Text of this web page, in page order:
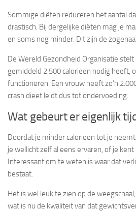
Sommige diëten reduceren het aantal
drastisch. Bij dergelijke diëten mag je
en soms nog minder. Dit zijn de
De Wereld Gezondheid Organisatie
gemiddeld 2.500 calorieën nodig heeft,
functioneren. Een vrouw heeft zo’n
crash dieet leidt dus tot ondervoeding.
Wat gebeurt er eigenlijk
Doordat je minder calorieën tot je
je wellicht zelf al eens ervaren, of je kent
Interessant om te weten is waar dat
bestaat.
Het is wel leuk te zien op de
wat is nu de kwaliteit van dat